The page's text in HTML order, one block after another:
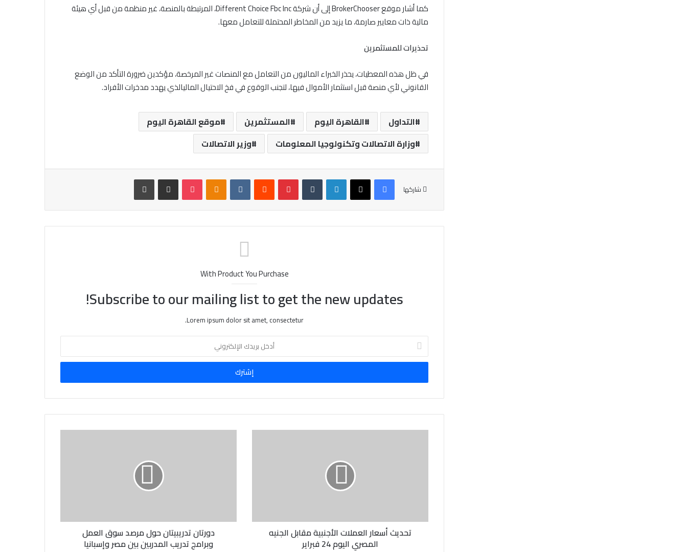
كما أشار موقع BrokerChooser إلى أن شركة Different Choice Fbc Inc، المرتبطة بالمنصة، غير منظمة من قبل أي هيئة
مالية ذات معايير صارمة، ما يزيد من المخاطر المحتملة للتعامل معها.
تحذيرات للمستثمرين
في ظل هذه المعطيات، يحذر الخبراء الماليون من التعامل مع المنصات غير المرخصة، مؤكدين ضرورة التأكد من الوضع
القانوني لأي منصة قبل استثمار الأموال فيها، لتجنب الوقوع في فخ الاحتيال الماليالذي يهدد مدخرات الأفراد.
التداول القاهرة اليوم المستثمرين
موقع القاهرة اليوم
وزارة الاتصالات وتكنولوجيا المعلومات
وزير الاتصالات
شاركها
فيسبوك لينكدإن بينتيريست بوكيت
With Product You Purchase
Subscribe to our mailing list to get the new updates!
Lorem ipsum dolor sit amet, consectetur.
خ
ب
د
ن
تحديث أسعار العملات الأجنبية مقابل الجنيه
المصري اليوم 24 فبراير
دورتان تدريبيتان حول مرصد سوق العمل
وبرامج تدريب المدربين بين مصر وإسبانيا